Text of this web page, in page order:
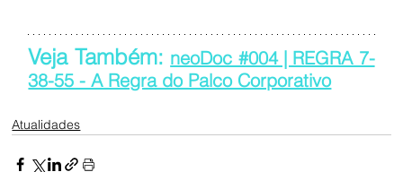
Veja Também: neoDoc #004 | REGRA 7-
38-55 - A Regra do Palco Corporativo
Atualidades